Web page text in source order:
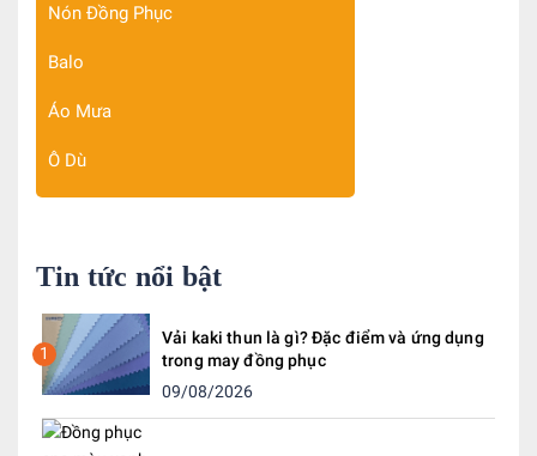
Nón Đồng Phục
Balo
Áo Mưa
Ô Dù
Tin tức nổi bật
1
Vải kaki thun là gì? Đặc điểm và ứng dụng
trong may đồng phục
09/08/2026